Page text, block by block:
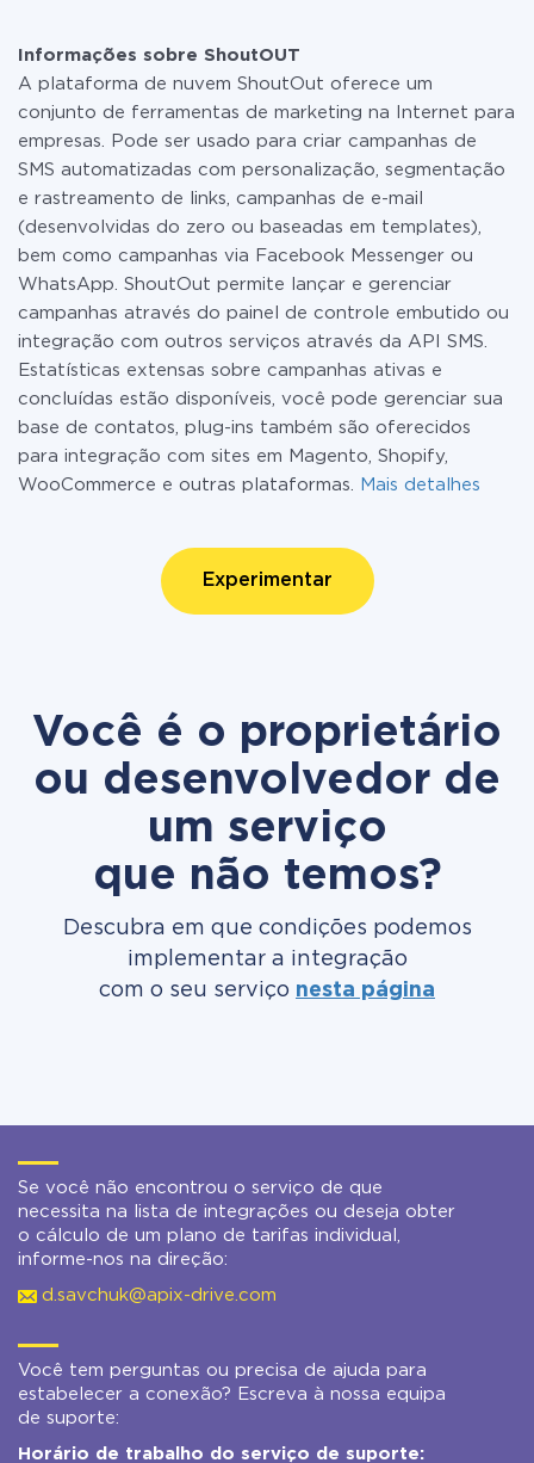
Informações sobre ShoutOUT
A plataforma de nuvem ShoutOut oferece um
conjunto de ferramentas de marketing na Internet para
empresas. Pode ser usado para criar campanhas de
SMS automatizadas com personalização, segmentação
e rastreamento de links, campanhas de e-mail
(desenvolvidas do zero ou baseadas em templates),
bem como campanhas via Facebook Messenger ou
WhatsApp. ShoutOut permite lançar e gerenciar
campanhas através do painel de controle embutido ou
integração com outros serviços através da API SMS.
Estatísticas extensas sobre campanhas ativas e
concluídas estão disponíveis, você pode gerenciar sua
base de contatos, plug-ins também são oferecidos
para integração com sites em Magento, Shopify,
WooCommerce e outras plataformas.
Mais detalhes
Experimentar
Você é o proprietário
ou desenvolvedor de
um serviço
que não temos?
Descubra em que condições podemos
implementar a integração
com o seu serviço nesta página
Se você não encontrou o serviço de que
necessita na lista de integrações ou deseja obter
o cálculo de um plano de tarifas individual,
informe-nos na direção:
d.savchuk@apix-drive.com
Você tem perguntas ou precisa de ajuda para
estabelecer a conexão? Escreva à nossa equipa
de suporte:
Horário de trabalho do serviço de suporte: